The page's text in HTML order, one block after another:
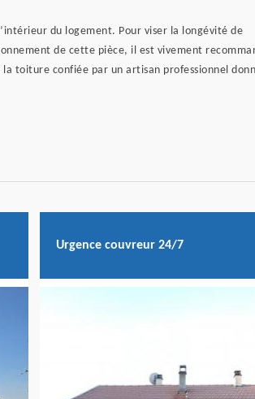
du logement. Pour viser la longévité de
de cette pièce, il est vivement
toiture confiée par un artisan professionnel
Urgence couvreur 24/7